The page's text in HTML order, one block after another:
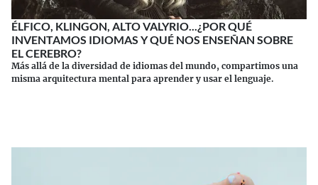
ÉLFICO, KLINGON, ALTO VALYRIO...¿POR QUÉ
INVENTAMOS IDIOMAS Y QUÉ NOS ENSEÑAN SOBRE
EL CEREBRO?
Más allá de la diversidad de idiomas del mundo, compartimos una
misma arquitectura mental para aprender y usar el lenguaje.